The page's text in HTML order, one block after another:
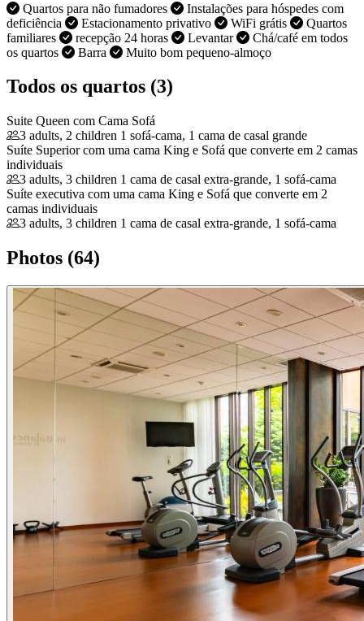
Quartos para não fumadores
Instalações para hóspedes com
deficiência
Estacionamento privativo WiFi grátis
Quartos
familiares
recepção 24 horas Levantar
Chá/café em todos
os quartos
Barra Muito bom pequeno-almoço
Todos os quartos (3)
Suite Queen com Cama Sofá
3 adults, 2 children 1 sofá-cama, 1 cama de casal grande
Suíte Superior com uma cama King e Sofá que converte em 2 camas
individuais
3 adults, 3 children 1 cama de casal extra-grande, 1 sofá-cama
Suíte executiva com uma cama King e Sofá que converte em 2
camas individuais
3 adults, 3 children 1 cama de casal extra-grande, 1 sofá-cama
Photos (64)